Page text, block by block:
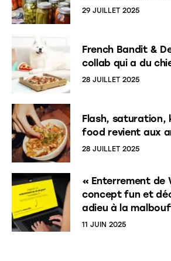
29 JUILLET 2025
French Bandit &
collab qui a du
28 JUILLET 2025
Flash, saturation,
food revient aux
28 JUILLET 2025
« Enterrement de
concept fun et
adieu à la
11 JUIN 2025